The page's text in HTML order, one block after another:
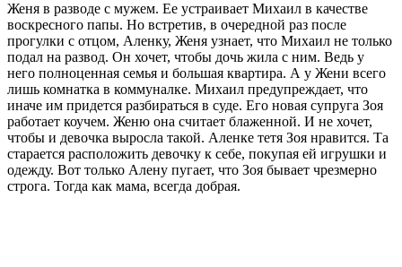
Женя в разводе с мужем. Ее устраивает Михаил в качестве
воскресного папы. Но встретив, в очередной раз после
прогулки с отцом, Аленку, Женя узнает, что Михаил не только
подал на развод. Он хочет, чтобы дочь жила с ним. Ведь у
него полноценная семья и большая квартира. А у Жени всего
лишь комнатка в коммуналке. Михаил предупреждает, что
иначе им придется разбираться в суде. Его новая супруга Зоя
работает коучем. Женю она считает блаженной. И не хочет,
чтобы и девочка выросла такой. Аленке тетя Зоя нравится. Та
старается расположить девочку к себе, покупая ей игрушки и
одежду. Вот только Алену пугает, что Зоя бывает чрезмерно
строга. Тогда как мама, всегда добрая.